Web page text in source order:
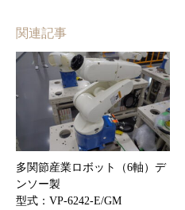
関連記事
多関節産業ロボット（6軸）デ
ンソー製
型式：VP-6242-E/GM